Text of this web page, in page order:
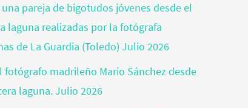
pareja de bigotudos jóvenes desde el
laguna realizadas por la fotógrafa
de La Guardia (Toledo) Julio 2026
madrileño Mario Sánchez desde
laguna. Julio 2026